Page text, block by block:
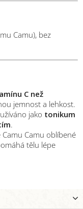
Camu), bez
C než
jemnost a lehkost.
jako tonikum
.
Camu oblíbené
tělu lépe